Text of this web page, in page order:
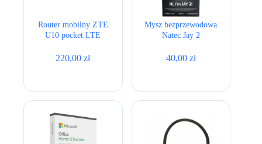
Router mobilny ZTE
U10 pocket LTE
220,00zł
Mysz bezprzewodowa
Natec Jay 2
40,00 zł